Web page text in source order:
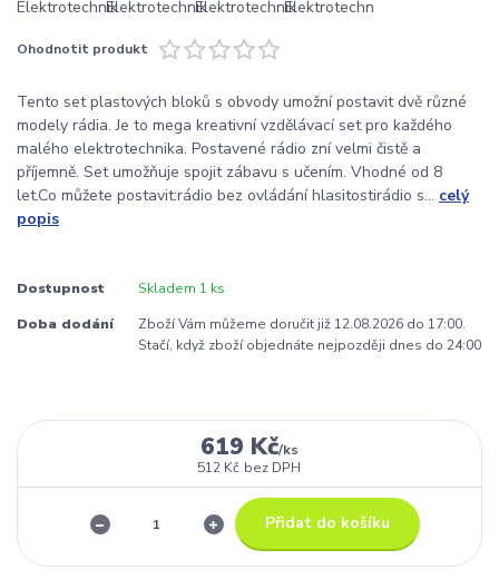
Ohodnotit produkt
Tento set plastových bloků s obvody umožní postavit dvě různé
modely rádia. Je to mega kreativní vzdělávací set pro každého
malého elektrotechnika. Postavené rádio zní velmi čistě a
příjemně. Set umožňuje spojit zábavu s učením. Vhodné od 8
let.Co můžete postavit:rádio bez ovládání hlasitostirádio s... celý
popis
Dostupnost Skladem 1 ks
Doba dodání
Zboží Vám můžeme doručit již 12.08.2026 do 17:00.
Stačí, když zboží objednáte nejpozději dnes do 24:00
619 Kč/ks
512 Kč bez DPH
Přidat do košíku